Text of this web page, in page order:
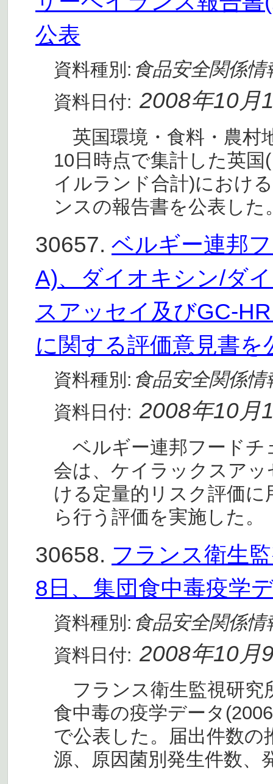
公表
資料種別: 食品安全関係情
資料日付: 2008年10月
英国環境・食料・農村
10日時点で集計した英
イルランド合計)におけ
ンスの報告書を公表し
30657. ベルギー連邦
A)、ダイオキシン/ダ
スアッセイ及びGC-
に関する評価意見書を
資料種別: 食品安全関係情
資料日付: 2008年10月
ベルギー連邦フードチ
会は、ケイラックスア
ける定量的リスク評価
ら行う評価を実施した
30658. フランス衛生
8日、集団食中毒疫学
資料種別: 食品安全関係情
資料日付: 2008年10月
フランス衛生監視研究
食中毒の疫学データ
で公表した。届出件数の
源、原因菌別発生件数、